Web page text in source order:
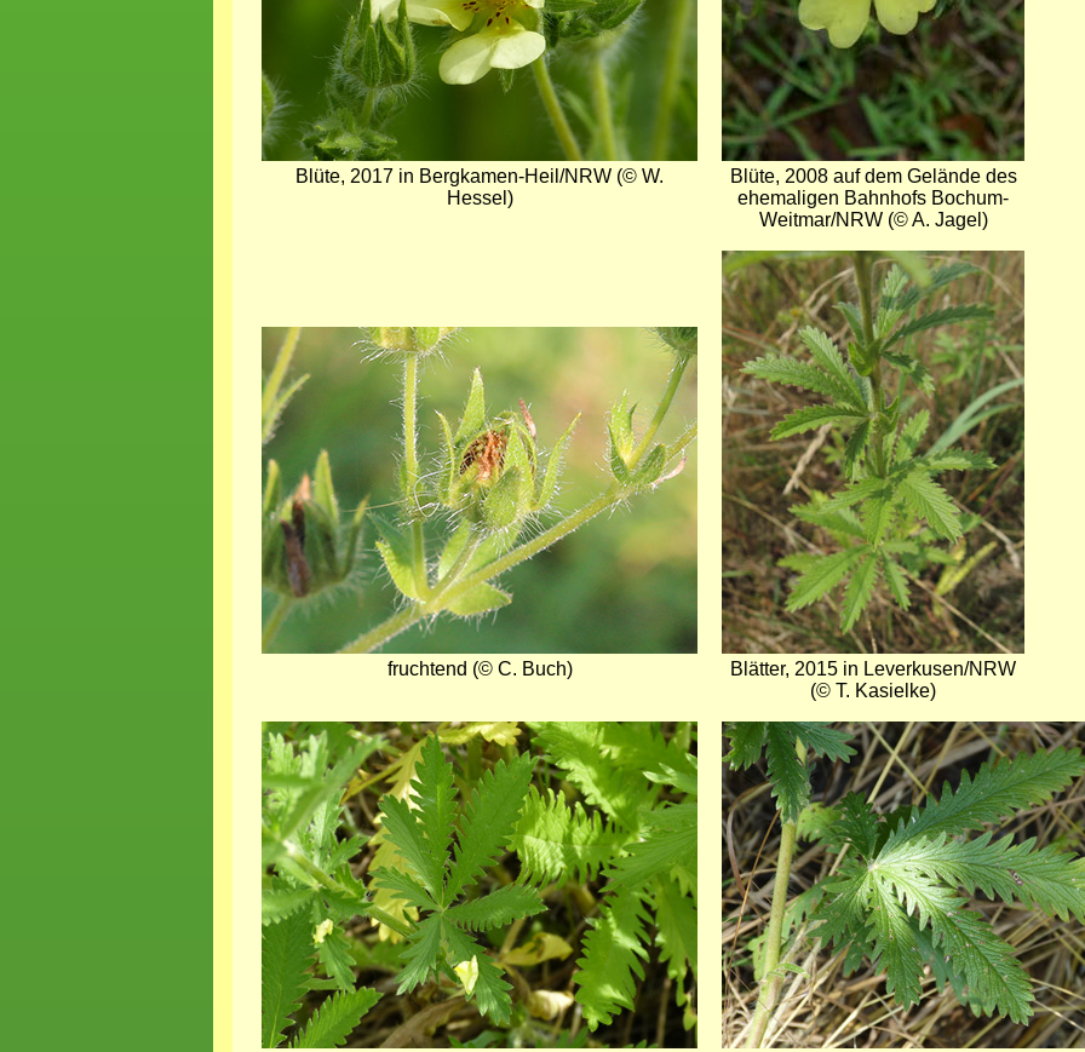
Blüte, 2017 in Bergkamen-Heil/NRW (© W.
Hessel)
Blüte, 2008 auf dem Gelände des
ehemaligen Bahnhofs Bochum-
Weitmar/NRW (© A. Jagel)
Bild
fruchtend (© C. Buch)
Bild
Blätter, 2015 in Leverkusen/NRW
(© T. Kasielke)
Bild
Bild